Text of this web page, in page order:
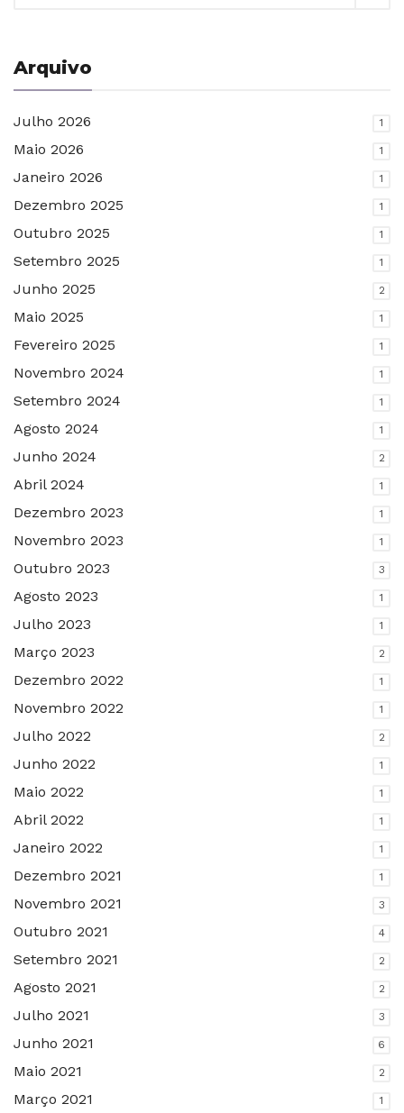
Arquivo
Julho 2026 1
Maio 2026 1
Janeiro 2026 1
Dezembro 2025 1
Outubro 2025 1
Setembro 2025 1
Junho 2025 2
Maio 2025 1
Fevereiro 2025 1
Novembro 2024 1
Setembro 2024 1
Agosto 2024 1
Junho 2024 2
Abril 2024 1
Dezembro 2023 1
Novembro 2023 1
Outubro 2023 3
Agosto 2023 1
Julho 2023 1
Março 2023 2
Dezembro 2022 1
Novembro 2022 1
Julho 2022 2
Junho 2022 1
Maio 2022 1
Abril 2022 1
Janeiro 2022 1
Dezembro 2021 1
Novembro 2021 3
Outubro 2021 4
Setembro 2021 2
Agosto 2021 2
Julho 2021 3
Junho 2021 6
Maio 2021 2
Março 2021 1